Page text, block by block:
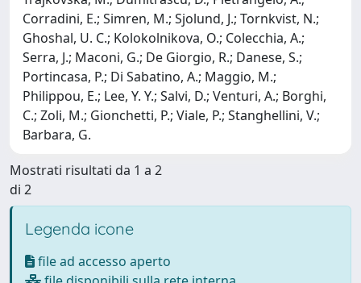
Corradini, E.; Simren, M.; Sjolund, J.; Tornkvist, N.;
Ghoshal, U. C.; Kolokolnikova, O.; Colecchia, A.;
Serra, J.; Maconi, G.; De Giorgio, R.; Danese, S.;
Portincasa, P.; Di Sabatino, A.; Maggio, M.;
Philippou, E.; Lee, Y. Y.; Salvi, D.; Venturi, A.; Borghi,
C.; Zoli, M.; Gionchetti, P.; Viale, P.; Stanghellini, V.;
Barbara, G.
Mostrati risultati da 1 a 2
di 2
Legenda icone
file ad accesso aperto